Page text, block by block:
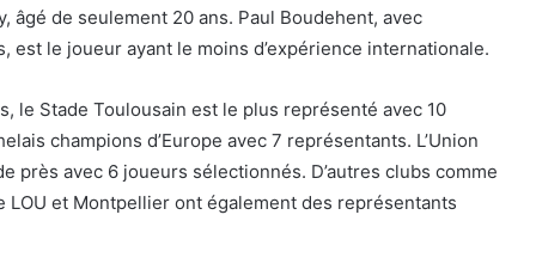
âgé de seulement 20 ans. Paul Boudehent, avec
est le joueur ayant le moins d’expérience internationale.
le Stade Toulousain est le plus représenté avec 10
champions d’Europe avec 7 représentants. L’Union
près avec 6 joueurs sélectionnés. D’autres clubs comme
LOU et Montpellier ont également des représentants